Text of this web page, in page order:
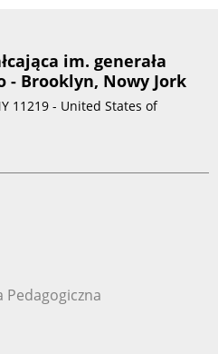
im. generała
- Brooklyn, Nowy Jork
11219 - United States of
Pedagogiczna